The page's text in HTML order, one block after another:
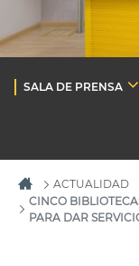
SALA DE PRENSA
ACTUALIDAD
CINCO
PARA DAR